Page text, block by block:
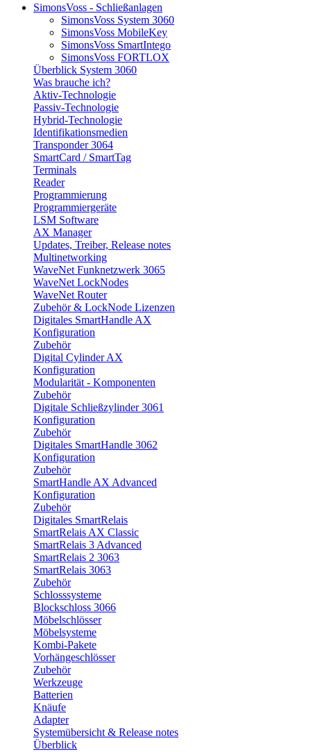
SimonsVoss - Schließanlagen
SimonsVoss System 3060
SimonsVoss MobileKey
SimonsVoss SmartIntego
SimonsVoss FORTLOX
Überblick System 3060
Was brauche ich?
Aktiv-Technologie
Passiv-Technologie
Hybrid-Technologie
Identifikationsmedien
Transponder 3064
SmartCard / SmartTag
Terminals
Reader
Programmierung
Programmiergeräte
LSM Software
AX Manager
Updates, Treiber, Release notes
Multinetworking
WaveNet Funknetzwerk 3065
WaveNet LockNodes
WaveNet Router
Zubehör & LockNode Lizenzen
Digitales SmartHandle AX
Konfiguration
Zubehör
Digital Cylinder AX
Konfiguration
Modularität - Komponenten
Zubehör
Digitale Schließzylinder 3061
Konfiguration
Zubehör
Digitales SmartHandle 3062
Konfiguration
Zubehör
SmartHandle AX Advanced
Konfiguration
Zubehör
Digitales SmartRelais
SmartRelais AX Classic
SmartRelais 3 Advanced
SmartRelais 2 3063
SmartRelais 3063
Zubehör
Schlosssysteme
Blockschloss 3066
Möbelschlösser
Möbelsysteme
Kombi-Pakete
Vorhängeschlösser
Zubehör
Werkzeuge
Batterien
Knäufe
Adapter
Systemübersicht & Release notes
Überblick